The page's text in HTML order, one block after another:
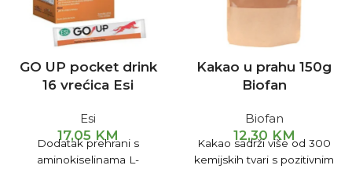
GO UP pocket drink
16 vrećica Esi
Esi
17,05 KM
Dodatak prehrani s
aminokiselinama L-
Kakao u prahu 150g
Biofan
Biofan
12,30 KM
Kakao sadrži više od 300
kemijskih tvari s pozitivnim